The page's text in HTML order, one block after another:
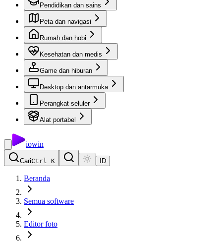
Pendidikan dan sains
Peta dan navigasi
Rumah dan hobi
Kesehatan dan medis
Game dan hiburan
Desktop dan antarmuka
Perangkat seluler
Alat portabel
iowin
CariCtrl K ID
Beranda
Semua software
Editor foto